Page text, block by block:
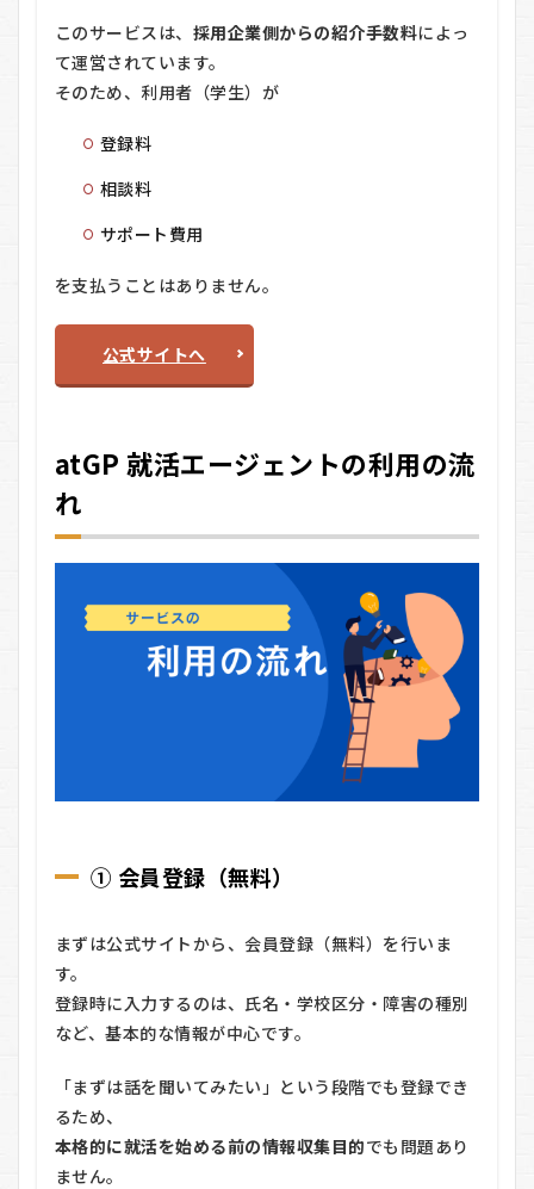
このサービスは、 採用企業側からの紹介手数料によっ
て運営されています。
そのため、利用者（学生）が
登録料
相談料
サポート費用
を支払うことはありません。
公式サイトへ
atGP 就活エージェントの利用の流
れ
① 会員登録（無料）
まずは公式サイトから、会員登録（無料）を行いま
す。
登録時に入力するのは、氏名・学校区分・障害の種別
など、基本的な情報が中心です。
「まずは話を聞いてみたい」という段階でも登録でき
るため、
本格的に就活を始める前の情報収集目的でも問題あり
ません。